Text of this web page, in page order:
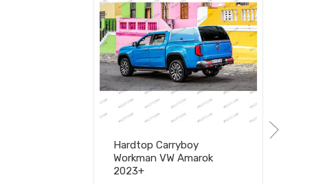
Hardtop Carryboy
Workman VW Amarok
2023+